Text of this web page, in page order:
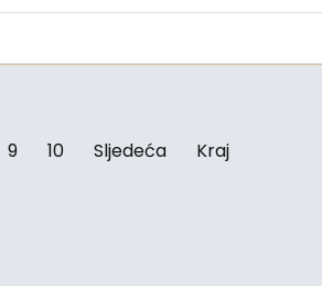
9 10 Sljedeća Kraj